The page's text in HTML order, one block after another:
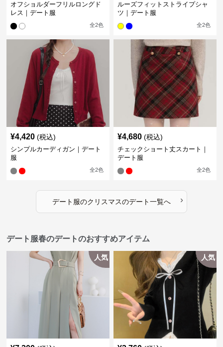
オフショルダーフリルロングド
レス｜デート服
全2色
ルーズフィットストライプシャ
ツ｜デート服
全2色
¥4,420 (税込)
シンプルカーディガン｜デート
服
全2色
¥4,680 (税込)
チェックショート丈スカート｜
デート服
全2色
デート服のクリスマスのデート一覧へ ›
デート服春のデートのおすすめアイテム
人気 人気